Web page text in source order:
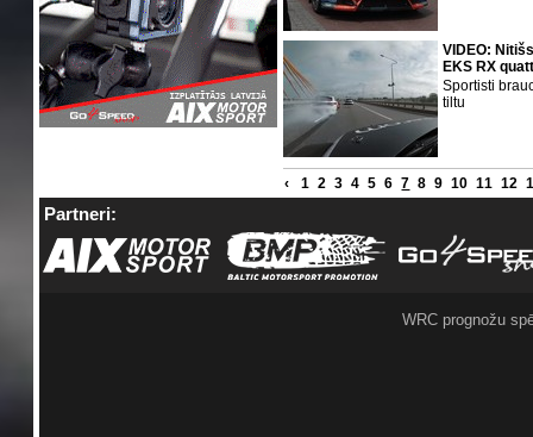
VIDEO:
EKS RX
Sportisti
tiltu
‹ 1 2 3 4 5 6 7 8 9 10 11 12
Partneri:
WRC prognožu